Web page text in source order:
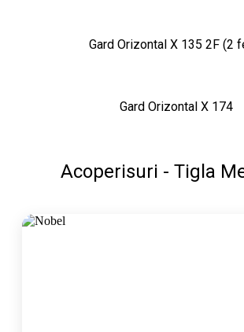
Gard Orizontal X 135 2F (2
Gard Orizontal X 174
Acoperisuri - Tigla